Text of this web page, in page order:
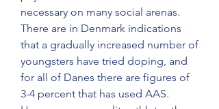
necessary on many social arenas.
There are in Denmark indications
that a gradually increased number of
youngsters have tried doping, and
for all of Danes there are figures of
3-4 percent that has used AAS.